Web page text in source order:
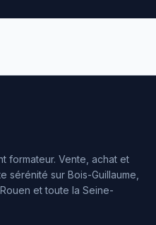
formateur. Vente, achat et
sur Bois-Guillaume,
et toute la Seine-